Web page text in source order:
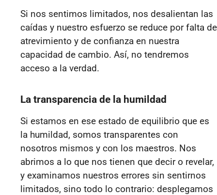
Si nos sentimos limitados, nos desalientan las
caídas y nuestro esfuerzo se reduce por falta de
atrevimiento y de confianza en nuestra
capacidad de cambio. Así, no tendremos
acceso a la verdad.
La transparencia de la humildad
Si estamos en ese estado de equilibrio que es
la humildad, somos transparentes con
nosotros mismos y con los maestros. Nos
abrimos a lo que nos tienen que decir o revelar,
y examinamos nuestros errores sin sentirnos
limitados, sino todo lo contrario: desplegamos